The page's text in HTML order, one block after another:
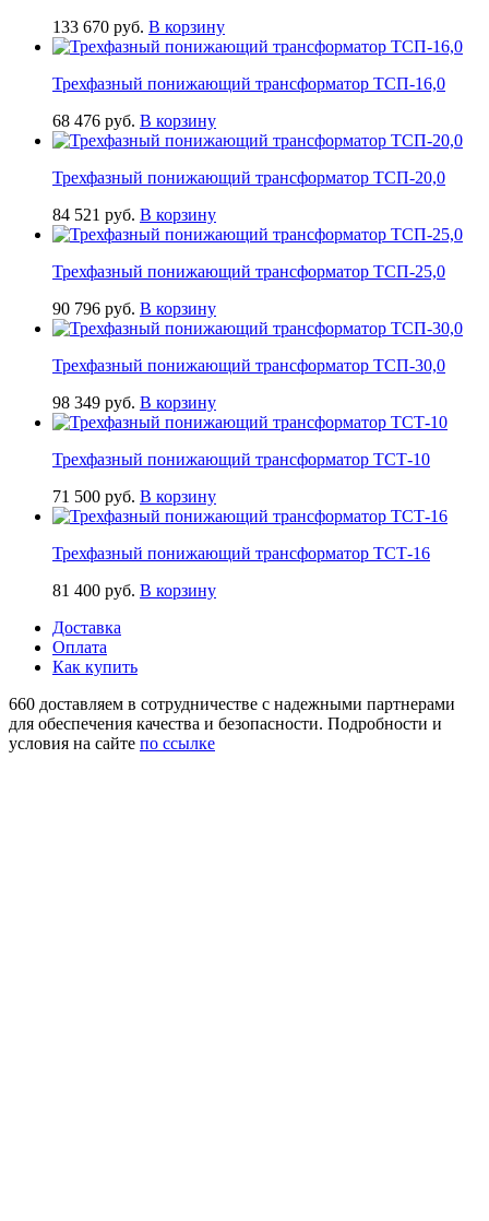
133 670 руб. В корзину
Трехфазный понижающий трансформатор ТСП-16,0
68 476 руб. В корзину
Трехфазный понижающий трансформатор ТСП-20,0
84 521 руб. В корзину
Трехфазный понижающий трансформатор ТСП-25,0
90 796 руб. В корзину
Трехфазный понижающий трансформатор ТСП-30,0
98 349 руб. В корзину
Трехфазный понижающий трансформатор ТСТ-10
71 500 руб. В корзину
Трехфазный понижающий трансформатор ТСТ-16
81 400 руб. В корзину
Доставка
Оплата
Как купить
660 доставляем в сотрудничестве с надежными партнерами
для обеспечения качества и безопасности. Подробности и
условия на сайте по ссылке